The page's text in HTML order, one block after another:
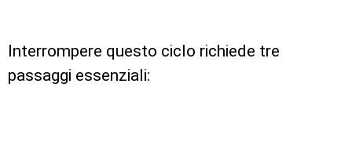
Interrompere questo ciclo richiede tre
passaggi essenziali: